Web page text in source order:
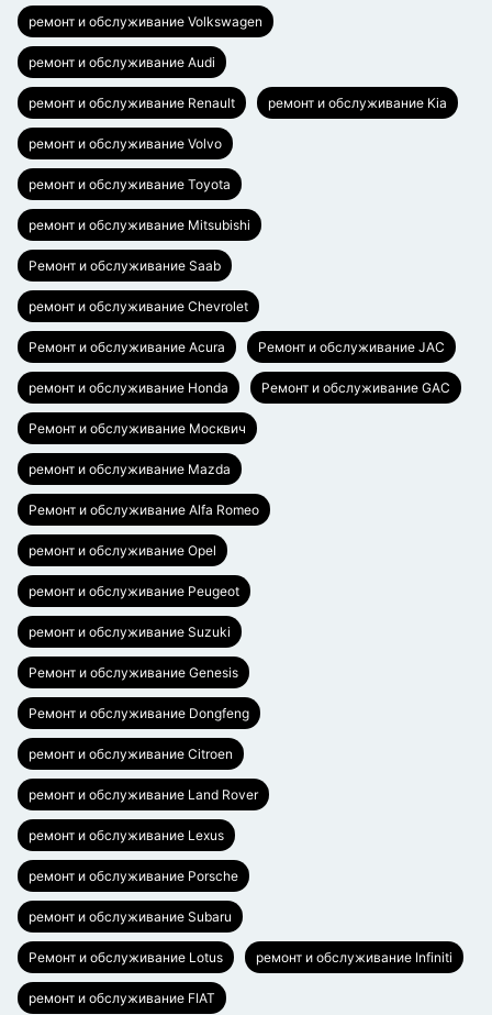
ремонт и обслуживание Volkswagen
ремонт и обслуживание Audi
ремонт и обслуживание Renault ремонт и обслуживание Kia
ремонт и обслуживание Volvo
ремонт и обслуживание Toyota
ремонт и обслуживание Mitsubishi
Ремонт и обслуживание Saab
ремонт и обслуживание Chevrolet
Ремонт и обслуживание Acura Ремонт и обслуживание JAC
ремонт и обслуживание Honda Ремонт и обслуживание GAC
Ремонт и обслуживание Москвич
ремонт и обслуживание Mazda
Ремонт и обслуживание Alfa Romeo
ремонт и обслуживание Opel
ремонт и обслуживание Peugeot
ремонт и обслуживание Suzuki
Ремонт и обслуживание Genesis
Ремонт и обслуживание Dongfeng
ремонт и обслуживание Citroen
ремонт и обслуживание Land Rover
ремонт и обслуживание Lexus
ремонт и обслуживание Porsche
ремонт и обслуживание Subaru
Ремонт и обслуживание Lotus ремонт и обслуживание Infiniti
ремонт и обслуживание FIAT